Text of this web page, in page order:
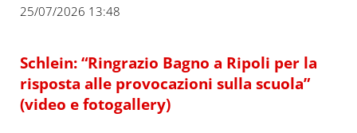
25/07/2026 13:48
Schlein: “Ringrazio Bagno a Ripoli per la
risposta alle provocazioni sulla scuola”
(video e fotogallery)